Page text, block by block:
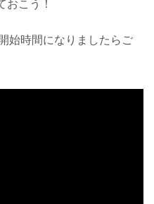
おこう！
始時間になりましたらご